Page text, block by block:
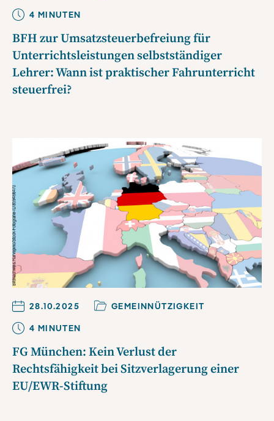
4 MINUTEN
BFH zur Umsatzsteuerbefreiung für
Unterrichtsleistungen selbstständiger
Lehrer: Wann ist praktischer Fahrunterricht
steuerfrei?
28.10.2025
GEMEINNÜTZIGKEIT
4 MINUTEN
FG München: Kein Verlust der
Rechtsfähigkeit bei Sitzverlagerung einer
EU/EWR-Stiftung